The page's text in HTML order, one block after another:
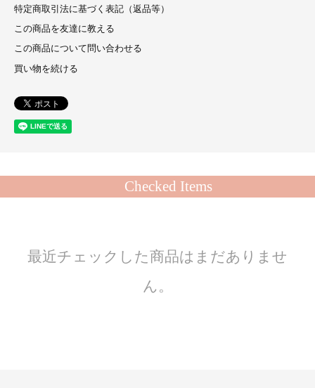
特定商取引法に基づく表記（返品等）
この商品を友達に教える
この商品について問い合わせる
買い物を続ける
Checked Items
最近チェックした商品はまだありませ
ん。